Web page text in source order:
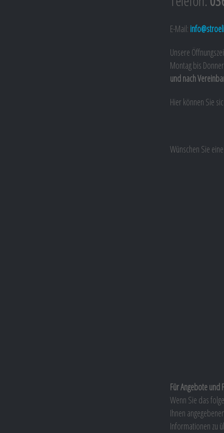
E-Mail:
Unsere
Montag bis
und nach
Hier können Sie
Wünschen Sie
Für Angebote
Wenn Sie das
Ihnen
Informationen zu